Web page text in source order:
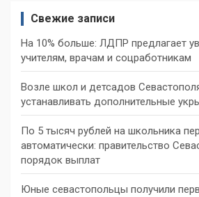
Свежие записи
На 10% больше: ЛДПР предлагает
учителям, врачам и соцработникам
Возле школ и детсадов
устанавливать дополнительные
По 5 тысяч рублей на школьника
автоматически: правительство
порядок выплат
Юные севастопольцы получили